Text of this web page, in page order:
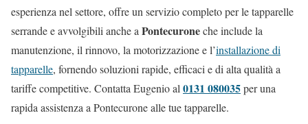
esperienza nel settore, offre un servizio completo per le tapparelle
serrande e avvolgibili anche a Pontecuroneche include la
manutenzione, il rinnovo, la motorizzazione e l’installazione di
tapparelle, fornendo soluzioni rapide, efficaci e di alta qualità a
tariffe competitive. Contatta Eugenio al 0131 080035per una
rapida assistenza a Pontecurone alle tue tapparelle.